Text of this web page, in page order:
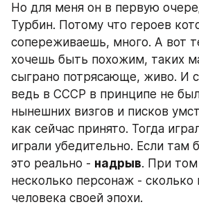
Но для меня он в первую
Турбин. Потому что героев
сопереживаешь, много. А вот
хочешь быть похожим, таких
сыграно потрясающе, живо. И
ведь в СССР в принципе не
нынешних визгов и писков
как сейчас принято. Тогда
играли убедительно. Если там
это реально - надрыв. При том
несколько персонаж - сколько
человека своей эпохи.